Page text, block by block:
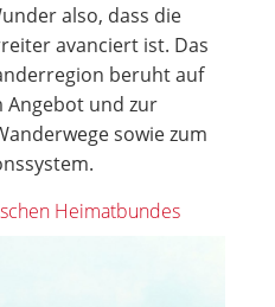
also, dass die
avanciert ist. Das
beruht auf
Angebot und zur
sowie zum
Heimatbundes